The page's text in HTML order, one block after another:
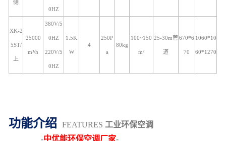
侧
0HZ
XK-2
5ST/
上
25000
m³/h
380V/5
0HZ
220V/5
0HZ
1.5K
W
4
250P
a
80kg
100~150
m²
25-30m管
道
670*6
70
1060*10
60*1270
功能介绍 FEATURES 工业环保空调
-中优能环保空调厂家-